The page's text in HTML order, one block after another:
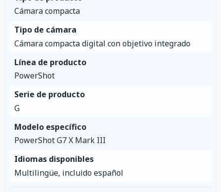
Cámara compacta
Tipo de cámara
Cámara compacta digital con objetivo integrado
Línea de producto
PowerShot
Serie de producto
G
Modelo específico
PowerShot G7 X Mark III
Idiomas disponibles
Multilingüe, incluido español